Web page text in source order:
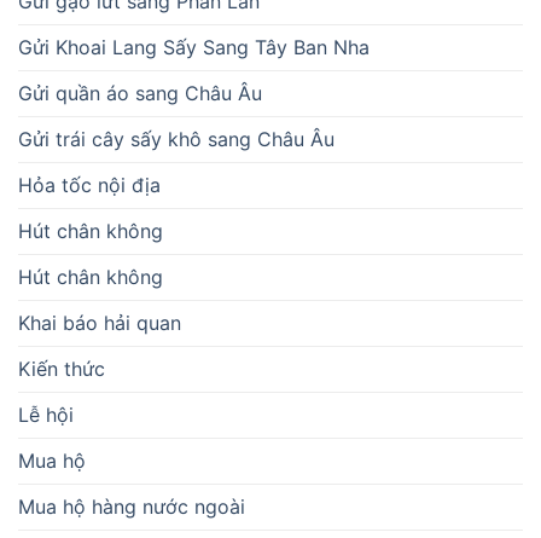
Gửi Khoai Lang Sấy Sang Tây Ban Nha
Gửi quần áo sang Châu Âu
Gửi trái cây sấy khô sang Châu Âu
Hỏa tốc nội địa
Hút chân không
Hút chân không
Khai báo hải quan
Kiến thức
Lễ hội
Mua hộ
Mua hộ hàng nước ngoài